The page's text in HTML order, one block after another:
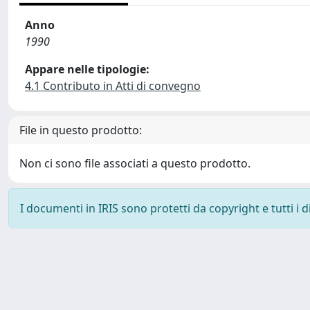
Anno
1990
Appare nelle tipologie:
4.1 Contributo in Atti di convegno
File in questo prodotto:
Non ci sono file associati a questo prodotto.
I documenti in IRIS sono protetti da copyright e tutti i